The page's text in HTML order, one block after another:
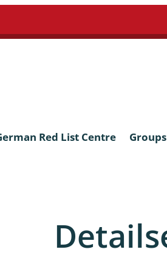
Red List Centre
& Asellota